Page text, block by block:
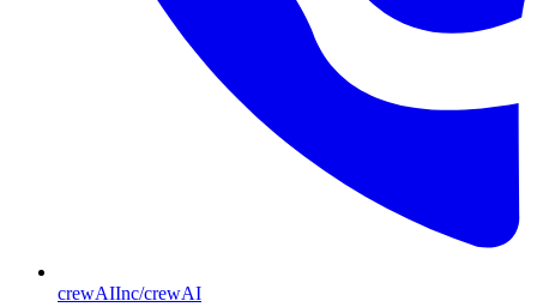
crewAIInc/crewAI